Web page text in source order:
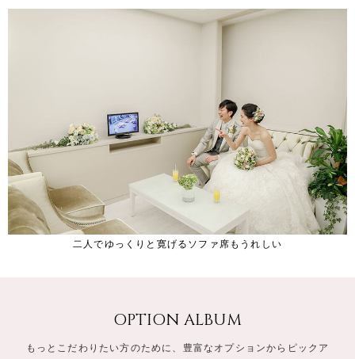
二人でゆっくりと寛げるソファ席もうれしい
OPTION ALBUM
もっとこだわりたい方のために、豊富なオプションからピックア